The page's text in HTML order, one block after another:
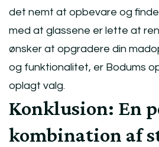
det nemt at opbevare og
med at glassene er lette at
ønsker at opgradere din
og funktionalitet, er Bodums
oplagt valg.
Konklusion: En
kombination af